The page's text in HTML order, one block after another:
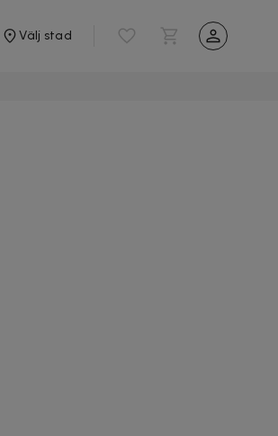
Välj stad